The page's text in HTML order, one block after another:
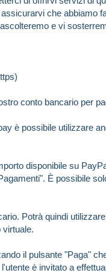
che abbiamo
e vi
conto bancario per
è possibile utilizzare
disponibile su
È possibile
Potrà quindi
virtuale.
il pulsante "Paga"
è invitato a